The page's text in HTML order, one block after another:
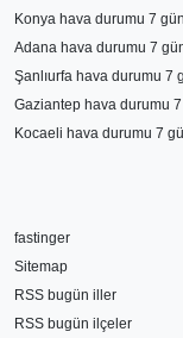
Konya hava durumu 7
Adana hava durumu 7
Şanlıurfa hava durumu 7
Gaziantep hava durumu
Kocaeli hava durumu 7
fastinger
Sitemap
RSS bugün iller
RSS bugün ilçeler